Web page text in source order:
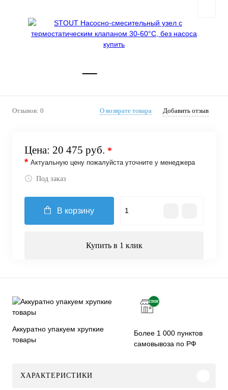
Отзывов: 0 О возврате товара Добавить отзыв
Цена: 20 475 руб. *
* Актуальную цену пожалуйста уточните у менеджера
Под заказ
В корзину
Купить в 1 клик
Аккуратно упакуем хрупкие
товары
Более 1 000 пунктов
самовывоза по РФ
ХАРАКТЕРИСТИКИ